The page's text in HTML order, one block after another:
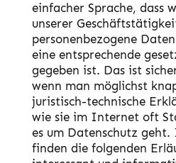
einfacher Sprache, dass
unserer
personenbezogene
eine entsprechende
gegeben ist. Das ist
wenn man möglichst
juristisch-technische
wie sie im Internet oft
es um Datenschutz geht.
finden die folgenden